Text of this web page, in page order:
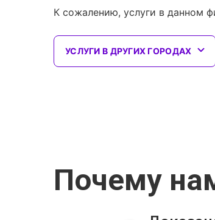
К сожалению, услуги в данном
УСЛУГИ В ДРУГИХ ГОРОДАХ
Почему